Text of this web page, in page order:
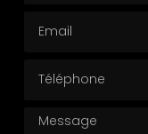
Message